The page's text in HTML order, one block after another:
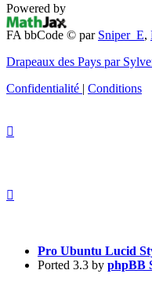
nouvel
Powered by
FA bbCode © par Sniper_E,
Drapeaux des Pays par
Confidentialité | Conditions
Pro Ubuntu Lucid
Ported 3.3 by phpBB